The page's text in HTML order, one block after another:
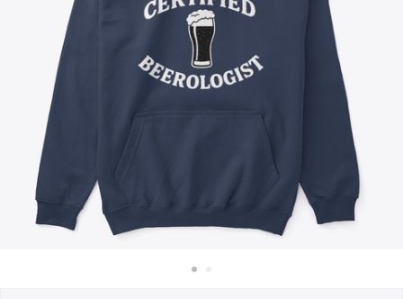
Verkoop overal
Verkoop alles
Women's Classic Tee